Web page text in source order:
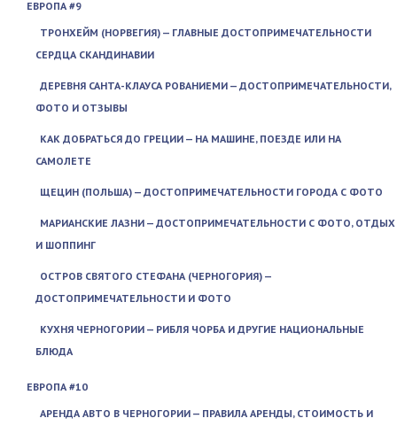
ЕВРОПА #9
ТРОНХЕЙМ (НОРВЕГИЯ) — ГЛАВНЫЕ ДОСТОПРИМЕЧАТЕЛЬНОСТИ
СЕРДЦА СКАНДИНАВИИ
ДЕРЕВНЯ САНТА-КЛАУСА РОВАНИЕМИ — ДОСТОПРИМЕЧАТЕЛЬНОСТИ,
ФОТО И ОТЗЫВЫ
КАК ДОБРАТЬСЯ ДО ГРЕЦИИ — НА МАШИНЕ, ПОЕЗДЕ ИЛИ НА
САМОЛЕТЕ
ЩЕЦИН (ПОЛЬША) — ДОСТОПРИМЕЧАТЕЛЬНОСТИ ГОРОДА С ФОТО
МАРИАНСКИЕ ЛАЗНИ — ДОСТОПРИМЕЧАТЕЛЬНОСТИ С ФОТО, ОТДЫХ
И ШОППИНГ
ОСТРОВ СВЯТОГО СТЕФАНА (ЧЕРНОГОРИЯ) —
ДОСТОПРИМЕЧАТЕЛЬНОСТИ И ФОТО
КУХНЯ ЧЕРНОГОРИИ — РИБЛЯ ЧОРБА И ДРУГИЕ НАЦИОНАЛЬНЫЕ
БЛЮДА
ЕВРОПА #10
АРЕНДА АВТО В ЧЕРНОГОРИИ — ПРАВИЛА АРЕНДЫ, СТОИМОСТЬ И